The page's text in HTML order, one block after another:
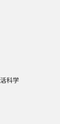
受付内容・発
表記
科学